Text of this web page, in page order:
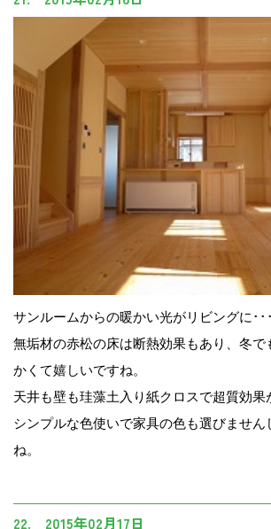
サンルームからの暖かい光がリビングに･･･
無垢材の赤松の床は断熱効果もあり、冬で
かくて嬉しいですね。
天井も壁も珪藻土入り紙クロスで超質効果
シンプルな色使いで家具の色も選びません
ね。
22. 2015年02月17日